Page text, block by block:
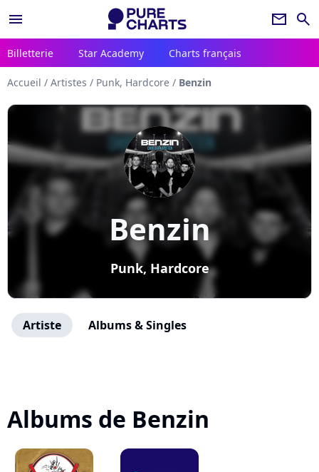
menu newsletter search
Billetterie Star Academy Charts français
Accueil / Artistes / Punk, Hardcore / Benzin
Benzin
Punk, Hardcore
Artiste Albums & Singles
Albums de Benzin